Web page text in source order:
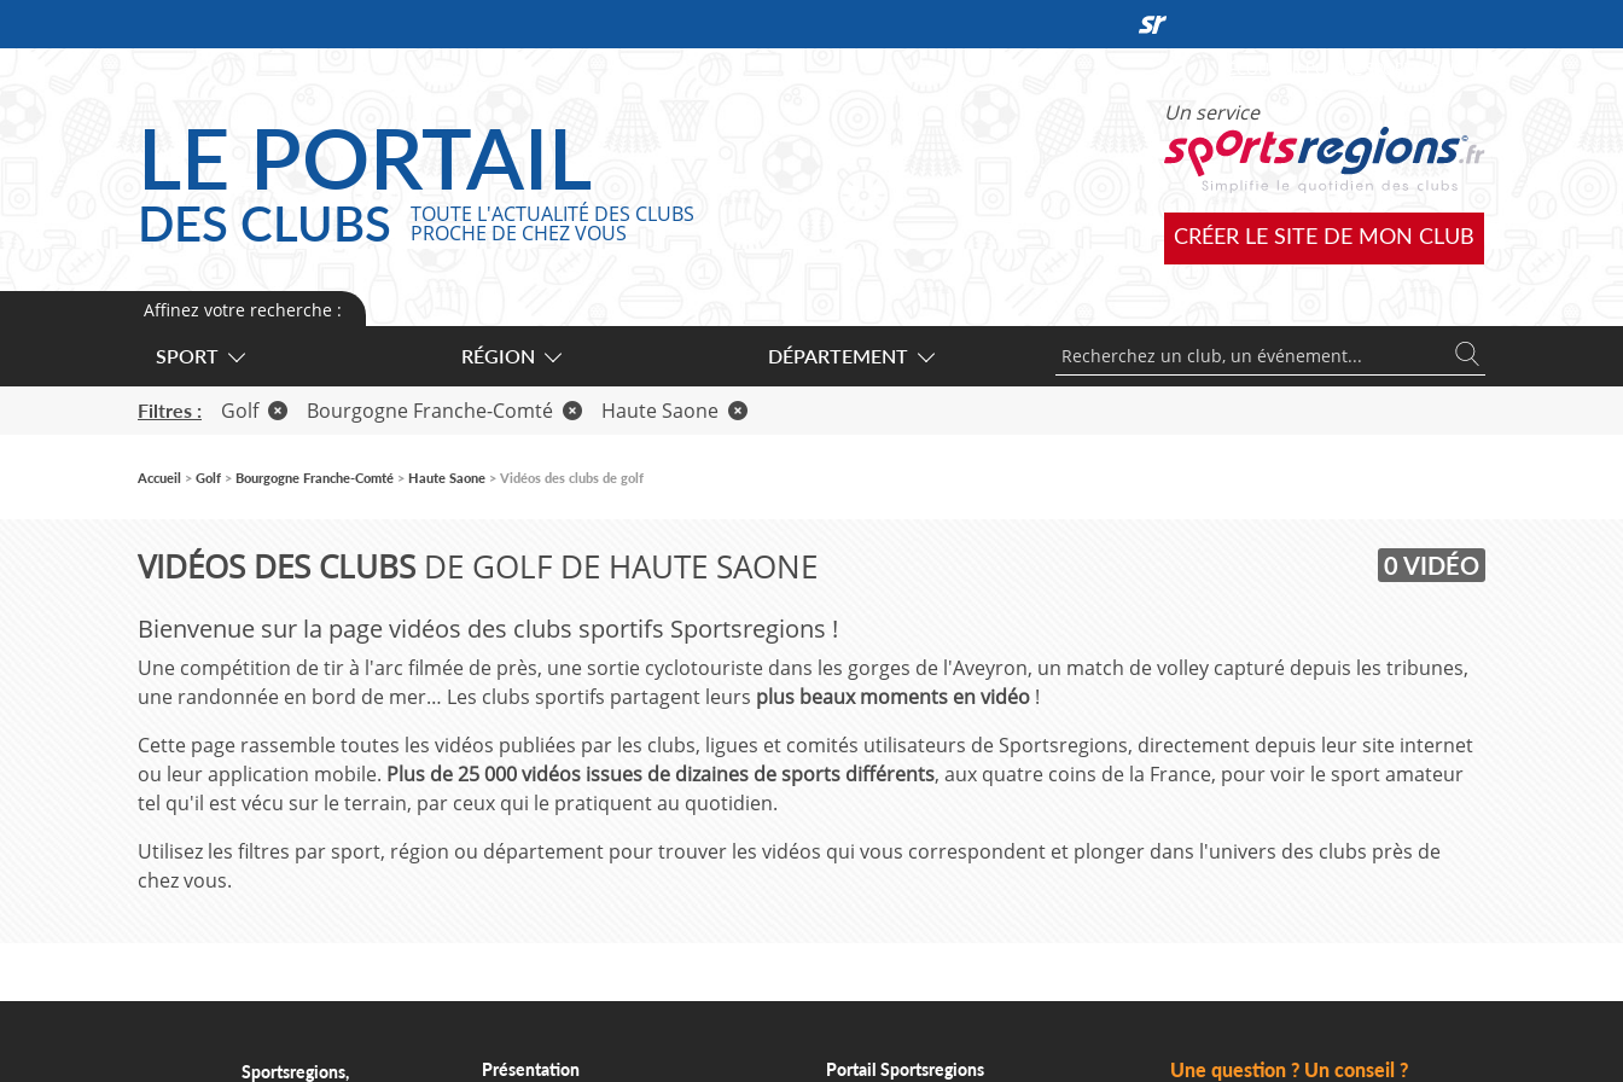
VIDÉOS DES CLUBS DE GOLF DE HAUTE SAONE 0 VIDÉO
Bienvenue sur la page vidéos des clubs sportifs Sportsregions !
Une compétition de tir à l'arc filmée de près, une sortie cyclotouriste dans les gorges de l'Aveyron, un match de volley capturé depuis les tribunes,
une randonnée en bord de mer… Les clubs sportifs partagent leurs plus beaux moments en vidéo !
Cette page rassemble toutes les vidéos publiées par les clubs, ligues et comités utilisateurs de Sportsregions, directement depuis leur site internet
ou leur application mobile. Plus de 25 000 vidéos issues de dizaines de sports différents, aux quatre coins de la France, pour voir le sport amateur
tel qu'il est vécu sur le terrain, par ceux qui le pratiquent au quotidien.
Utilisez les filtres par sport, région ou département pour trouver les vidéos qui vous correspondent et plonger dans l'univers des clubs près de
chez vous.
Affinez votre recherche :
SPORT
RÉGION DÉPARTEMENT
Filtres : Golf Bourgogne Franche-Comté Haute Saone
Accueil Golf Bourgogne Franche-Comté Haute Saone Vidéos des clubs de golf
LE PORTAIL
DES CLUBS TOUTE L'ACTUALITÉ DES CLUBS
PROCHE DE CHEZ VOUS
Un service
CRÉER LE SITE DE MON CLUB
Sportsregions, Présentation Portail Sportsregions Une question ? Un conseil ?